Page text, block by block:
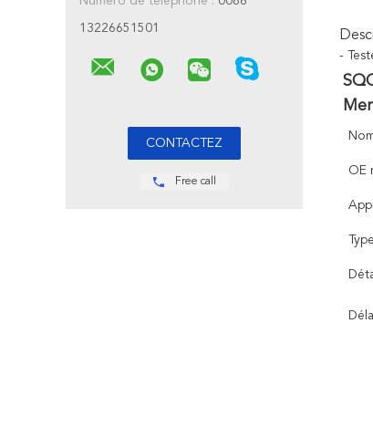
13226651501
Free call
-
OE